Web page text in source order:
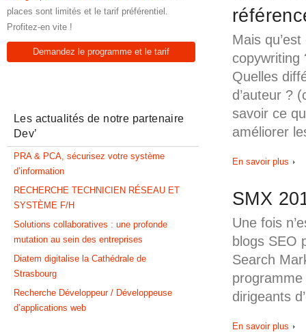
Mais
copywriting
Quelles
d’auteur ?
savoir ce
améliorer
En savoir plus
SMX
Une fois
blogs SEO
Search
programme
dirigeants
En savoir plus
places sont limités et le tarif préférentiel.
Profitez-en vite !
Demandez le programme et le tarif
Les actualités de notre partenaire
Dev’
PRA & PCA, sécurisez votre système
d’information
RECHERCHE TECHNICIEN RÉSEAU ET
SYSTÈME F/H
Solutions collaboratives : une profonde
mutation au sein des entreprises
Diatem digitalise la Cathédrale de
Strasbourg
Recherche Développeur / Développeuse
d’applications web